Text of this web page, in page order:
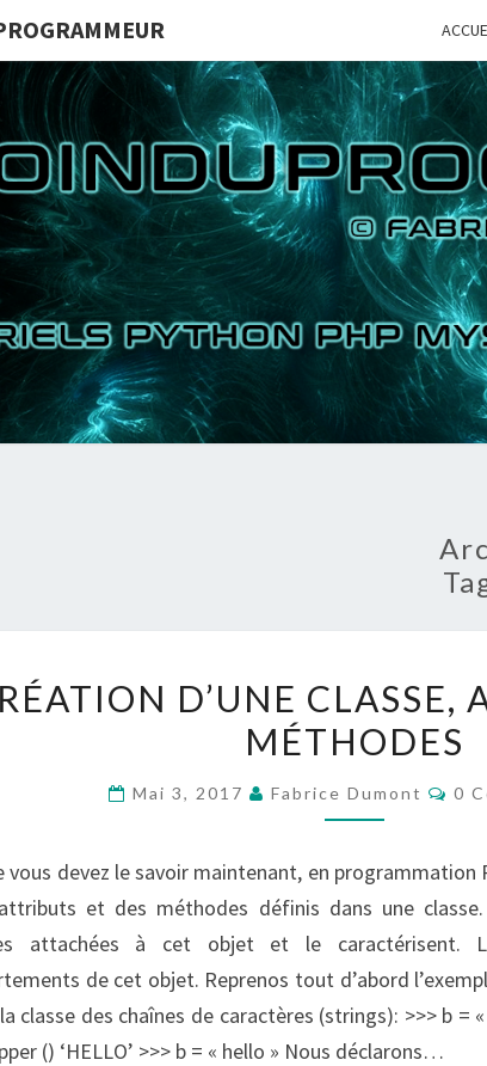
D’UNE
CLASSE,
ET
D’UNE CLASSE,
MÉTHODES
Mai 3, 2017 Fabrice Dumont 0
vous devez le savoir maintenant, en
et des méthodes définis dans une
attachées à cet objet et le caractérisent.
de cet objet. Reprenos tout d’abord
classe des chaînes de caractères (strings): >>> b =
() ‘HELLO’ >>> b = « hello » Nous déclarons…